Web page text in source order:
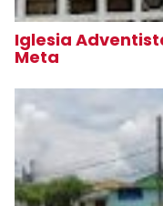
Iglesia
Meta